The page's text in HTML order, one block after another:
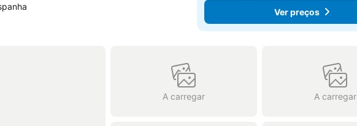
Ver preços
A carregar A carregar